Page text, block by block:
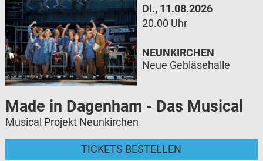
Di., 11.08.2026
20.00 Uhr
Made in Dagenham - Das Musical
Musical Projekt Neunkirchen
TICKETS BESTELLEN
NEUNKIRCHEN
Neue Gebläsehalle